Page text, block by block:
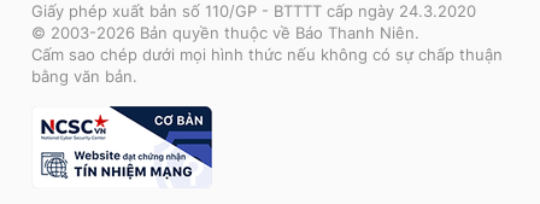
Giấy phép xuất bản số 110/GP - BTTTT cấp ngày 24.3.2020
© 2003-2026 Bản quyền thuộc về Báo Thanh Niên.
Cấm sao chép dưới mọi hình thức nếu không có sự chấp thuận
bằng văn bản.